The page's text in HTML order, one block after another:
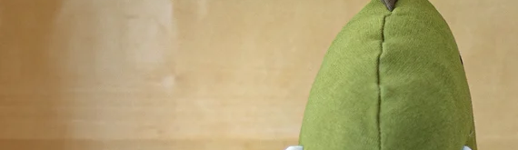
Vytvorte niečo výnimočné v pár jednoduchých krokoch – s jej menom, vašou